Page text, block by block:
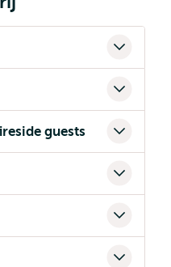
guests